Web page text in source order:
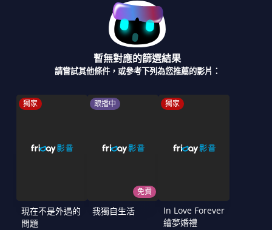
暫無對應的篩選結果
請嘗試其他條件，或參考下列為您推薦的影片：
獨家
現在不是外遇的
問題
跟播中
免費
我獨自生活
獨家
In Love Forever
繪夢婚禮